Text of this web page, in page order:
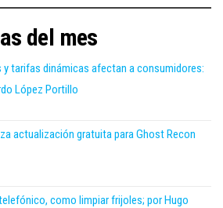
del mes
tarifas dinámicas afectan a consumidores:
López Portillo
actualización gratuita para Ghost Recon
como limpiar frijoles; por Hugo